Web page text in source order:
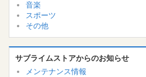
音楽
スポーツ
その他
サブライムストアからのお知らせ
メンテナンス情報